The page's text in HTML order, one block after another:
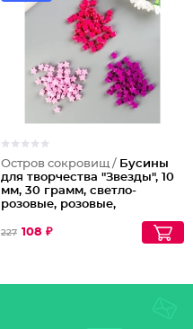
Остров сокровищ / Бусины
для творчества "Звезды", 10
мм, 30 грамм, светло-
розовые, розовые,
227 108 ₽